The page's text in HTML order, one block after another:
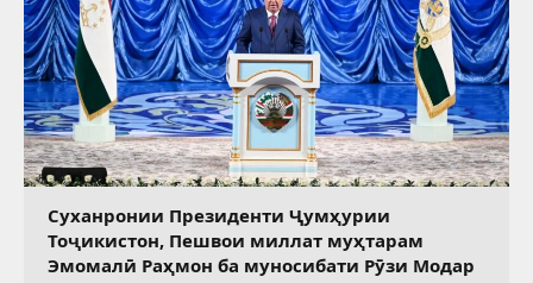
Суханронии Президенти Ҷумҳурии
Тоҷикистон, Пешвои миллат муҳтарам
Эмомалӣ Раҳмон ба муносибати Рӯзи Модар